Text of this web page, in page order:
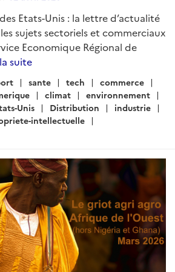
sujets sectoriels et commerciaux
Economique Régional de
suite
sante
climat
environnement
Unis Distribution
industrie
intellectuelle